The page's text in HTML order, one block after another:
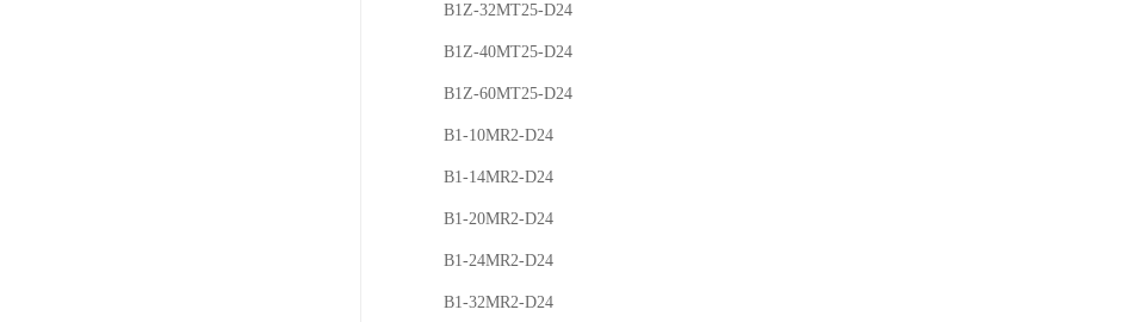
B1Z-32MT25-D24
B1Z-40MT25-D24
B1Z-60MT25-D24
B1-10MR2-D24
B1-14MR2-D24
B1-20MR2-D24
B1-24MR2-D24
B1-32MR2-D24